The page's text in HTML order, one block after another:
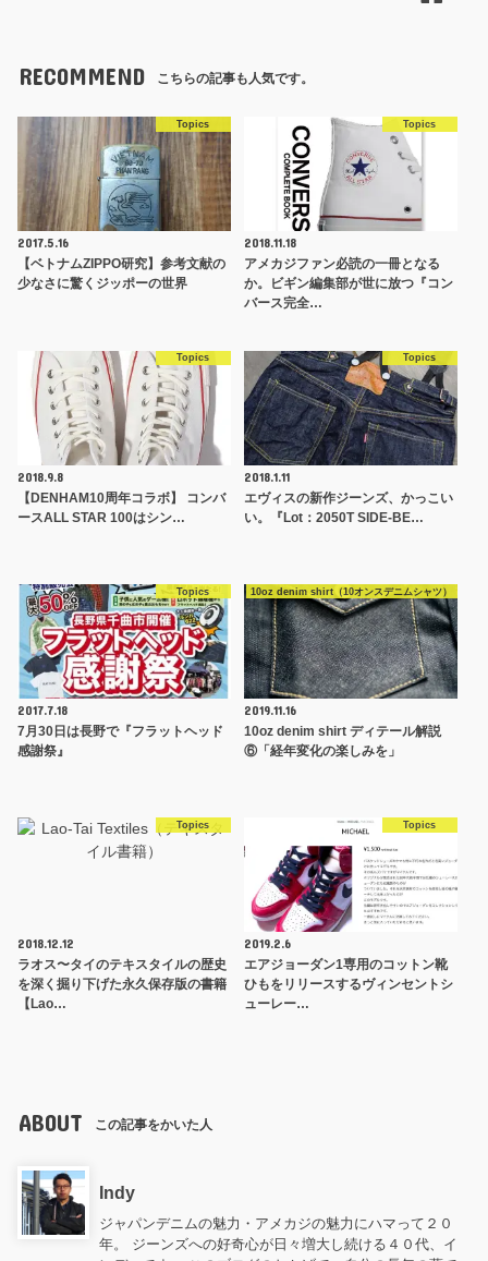
RECOMMEND こちらの記事も人気です。
Topics
2017.5.16
【ベトナムZIPPO研究】参考文献の
少なさに驚くジッポーの世界
Topics
2018.11.18
アメカジファン必読の一冊となる
か。ビギン編集部が世に放つ『コン
バース完全…
Topics
2018.9.8
【DENHAM10周年コラボ】 コンバ
ースALL STAR 100はシン…
Topics
2018.1.11
エヴィスの新作ジーンズ、かっこい
い。『Lot：2050T SIDE-BE…
Topics
2017.7.18
7月30日は長野で『フラットヘッド
感謝祭』
10oz denim shirt（10オンスデニムシャツ）
2019.11.16
10oz denim shirt ディテール解説
⑥「経年変化の楽しみを」
Topics
2018.12.12
ラオス〜タイのテキスタイルの歴史
を深く掘り下げた永久保存版の書籍
【Lao…
Topics
2019.2.6
エアジョーダン1専用のコットン靴
ひもをリリースするヴィンセントシ
ューレー…
ABOUT この記事をかいた人
Indy
ジャパンデニムの魅力・アメカジの魅力にハマって２０
年。 ジーンズへの好奇心が日々増大し続ける４０代、イ